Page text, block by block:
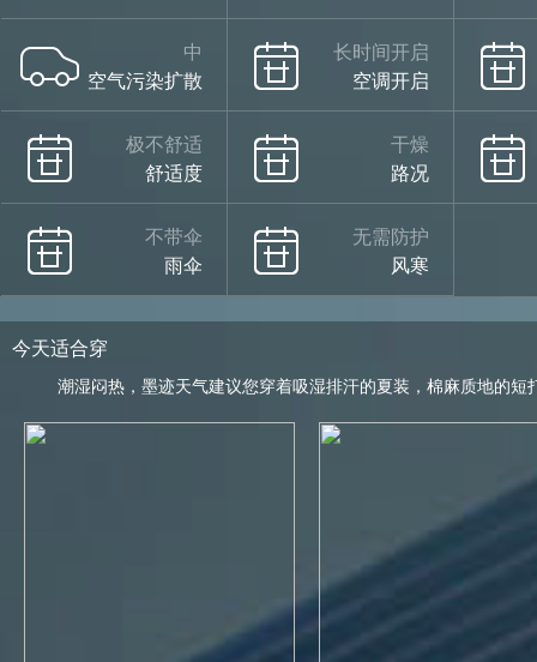
中
空气污染扩散
长时间开启
空调开启
极不舒适
舒适度
干燥
路况
不带伞
雨伞
无需防护
风寒
今天适合穿
潮湿闷热，墨迹天气建议您穿着吸湿排汗的夏装，棉麻质地的短